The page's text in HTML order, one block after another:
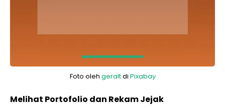
Foto oleh geraltdi Pixabay
Melihat Portofolio dan Rekam Jejak